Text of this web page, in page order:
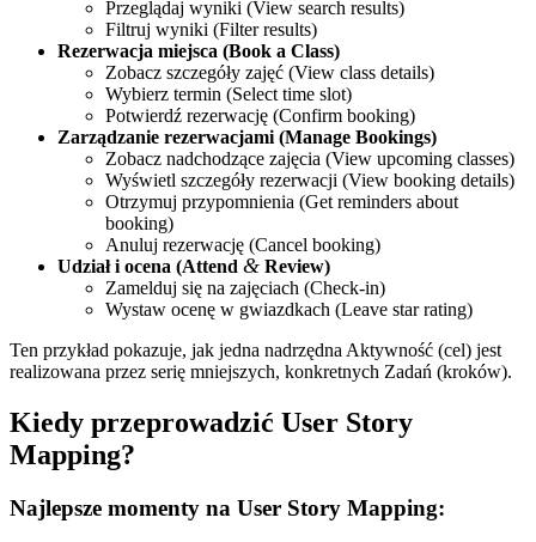
Przeglądaj wyniki (View search results)
Filtruj wyniki (Filter results)
Rezerwacja miejsca (Book a Class)
Zobacz szczegóły zajęć (View class details)
Wybierz termin (Select time slot)
Potwierdź rezerwację (Confirm booking)
Zarządzanie rezerwacjami (Manage Bookings)
Zobacz nadchodzące zajęcia (View upcoming classes)
Wyświetl szczegóły rezerwacji (View booking details)
Otrzymuj przypomnienia (Get reminders about
booking)
Anuluj rezerwację (Cancel booking)
Udział i ocena (Attend & Review)
Zamelduj się na zajęciach (Check-in)
Wystaw ocenę w gwiazdkach (Leave star rating)
Ten przykład pokazuje, jak jedna nadrzędna Aktywność (cel) jest
realizowana przez serię mniejszych, konkretnych Zadań (kroków).
Kiedy przeprowadzić User Story
Mapping?
Najlepsze momenty na User Story Mapping: